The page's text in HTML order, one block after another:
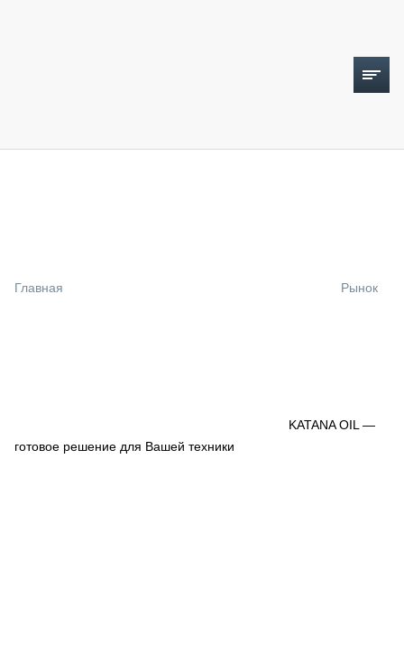
СПЕЦПРОЕКТЫ
Главная Рынок
KATANA OIL —
готовое решение для Вашей техники